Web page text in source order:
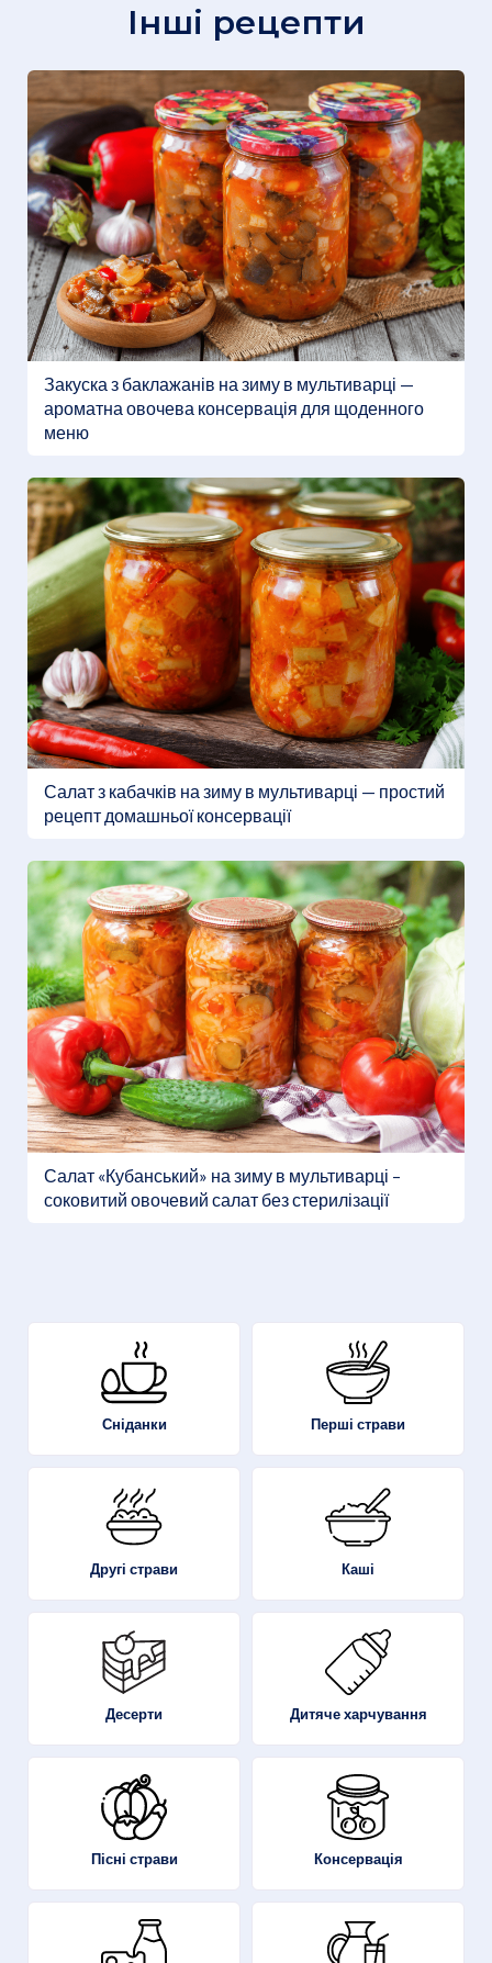
Інші рецепти
Закуска з баклажанів на зиму в мультиварці —
ароматна овочева консервація для щоденного
меню
Салат з кабачків на зиму в мультиварці — простий
рецепт домашньої консервації
Салат «Кубанський» на зиму в мультиварці –
соковитий овочевий салат без стерилізації
Сніданки Перші страви
Другі страви Каші
Десерти Дитяче харчування
Пісні страви Консервація